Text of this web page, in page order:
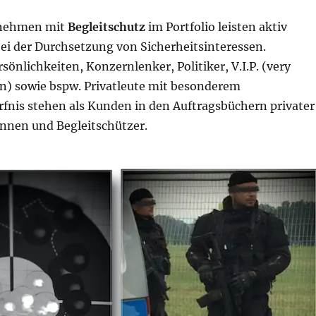
mit Begleitschutzim Portfolio leisten aktiv
der Durchsetzung von Sicherheitsinteressen.
Konzernlenker, Politiker, V.I.P. (very
sowie bspw. Privatleute mit besonderem
stehen als Kunden in den Auftragsbüchern privater
und Begleitschützer.